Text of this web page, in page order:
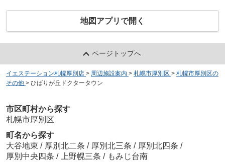
地図アプリで開く
ページトップへ
イエステーション札幌厚別店 > 周辺施設案内 > 札幌市厚別区 > 札幌市厚別区の
その他 > ひばりが丘ドクタータウン
市区町村から探す
札幌市厚別区
町名から探す
大谷地東 / 厚別北二条 / 厚別北三条 / 厚別北四条 /
厚別中央四条 / 上野幌三条 / もみじ台南